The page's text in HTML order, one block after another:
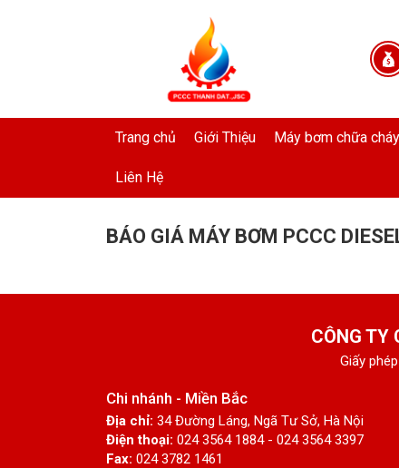
Trang chủ Giới Thiệu Máy bơm chữa cháy
Liên Hệ
BÁO GIÁ MÁY BƠM PCCC
CÔNG TY
Giấy
Chi nhánh - Miền Bắc
Địa chỉ: 34 Đường Láng, Ngã Tư Sở, Hà Nội
Điện thoại: 024 3564 1884 - 024 3564 3397
Fax: 024 3782 1461